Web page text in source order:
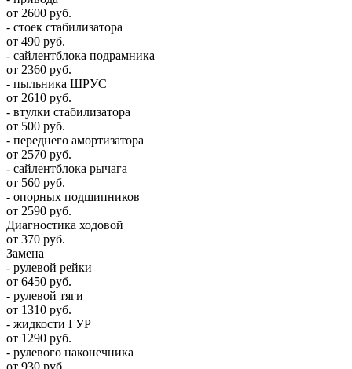
от 2600 руб.
- стоек стабилизатора
от 490 руб.
- сайлентблока подрамника
от 2360 руб.
- пыльника ШРУС
от 2610 руб.
- втулки стабилизатора
от 500 руб.
- переднего амортизатора
от 2570 руб.
- сайлентблока рычага
от 560 руб.
- опорных подшипников
от 2590 руб.
Диагностика ходовой
от 370 руб.
Замена
- рулевой рейки
от 6450 руб.
- рулевой тяги
от 1310 руб.
- жидкости ГУР
от 1290 руб.
- рулевого наконечника
от 930 руб.